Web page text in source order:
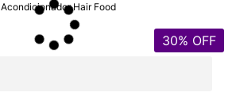
Acondicionador Hair Food
30% OFF